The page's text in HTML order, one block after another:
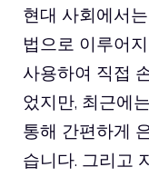
현대 사회에서
법으로 이루어
사용하여 직접
었지만, 최근에
통해 간편하게
습니다. 그리고